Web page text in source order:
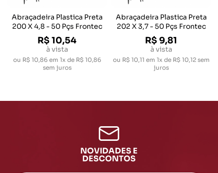
Abraçadeira Plastica Preta
200 X 4,8 - 50 Pçs Frontec
R$ 10,54
à vista
ou R$ 10,86em 1x de R$ 10,86
sem juros
Abraçadeira Plastica Preta
202 X 3,7 - 50 Pçs Frontec
R$ 9,81
à vista
ou R$ 10,11 em 1x de R$ 10,12 sem
juros
NOVIDADES E
DESCONTOS